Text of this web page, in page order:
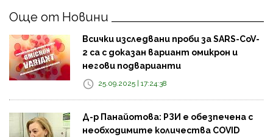
Още от Новини
Всички изследвани проби за SARS-CoV-
2 са с доказан вариант омикрон и
негови подварианти
25.09.2025 | 17:24:38
Д-р Панайотова: РЗИ е обезпечена с
необходимите количества COVID